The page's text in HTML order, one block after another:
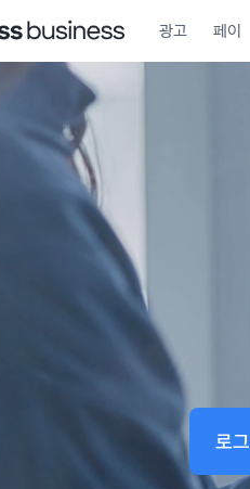
광고 페이
비즈니
토스와
하나의 아이디로 모
로